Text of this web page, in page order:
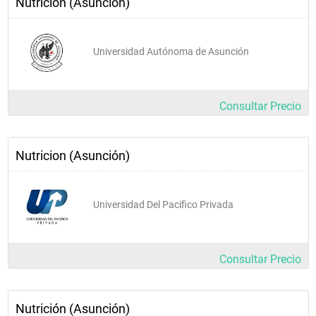
Tener capacidad crítica. analítica y reflexiva.
Tener responsabilidad social y compromiso con los
individuos de una comunidad.
Traspasar las barreras culturales, sociales y personales en
Incorporar la educación continua como principio de calidad
Prestar consultoría en las áreas de la alimentación y
Las competencias específicas establecidas para los
carrera de la Licenciatura en Nutrición de la Universidad
Politécnica y Artística estará apto para:
Universidad Autónoma de Asunción
Consultar Precio
Nutricion (Asunción)
Universidad Del Pacifico Privada
Consultar Precio
Nutrición (Asunción)